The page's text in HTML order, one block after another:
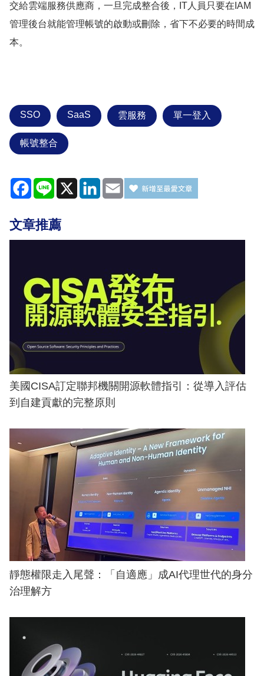
交給雲端服務供應商，一旦完成整合後，IT人員只要在IAM
管理後台就能管理帳號的啟動或刪除，省下不必要的時間成
本。
SSO SaaS 雲服務 單一登入
帳號整合
Facebook
Line X LinkedIn
Email
文章推薦
美國CISA訂定聯邦機關開源軟體指引：從導入評估
到自建貢獻的完整原則
靜態權限走入尾聲：「自適應」成AI代理世代的身分
治理解方